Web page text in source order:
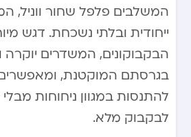
המשלבים פלפל שחור ווניל,
ייחודית ובלתי נשכחת. דגש
הבקבוקונים, המשדרים יוקרה
בגרסתם המוקטנת, ומאפשרים
להתנסות במגוון ניחוחות
לבקבוק מלא.